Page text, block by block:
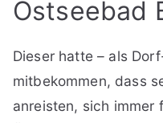
Ostseebad
Dieser hatte – als
mitbekommen, dass
anreisten, sich immer